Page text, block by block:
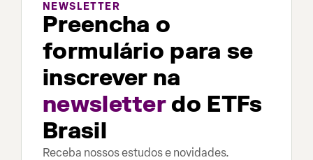
NEWSLETTER
Preencha o
formulário para se
inscrever na
newsletterdo ETFs
Brasil
Receba nossos estudos e novidades.